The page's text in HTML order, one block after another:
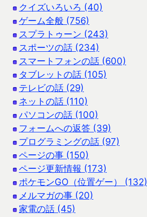
クイズいろいろ (40)
ゲーム全般 (756)
スプラトゥーン (243)
スポーツの話 (234)
スマートフォンの話 (600)
タブレットの話 (105)
テレビの話 (29)
ネットの話 (110)
パソコンの話 (100)
フォームへの返答 (39)
プログラミングの話 (97)
ページの事 (150)
ページ更新情報 (173)
ポケモンGO（位置ゲー） (132)
メルマガの事 (20)
家電の話 (45)